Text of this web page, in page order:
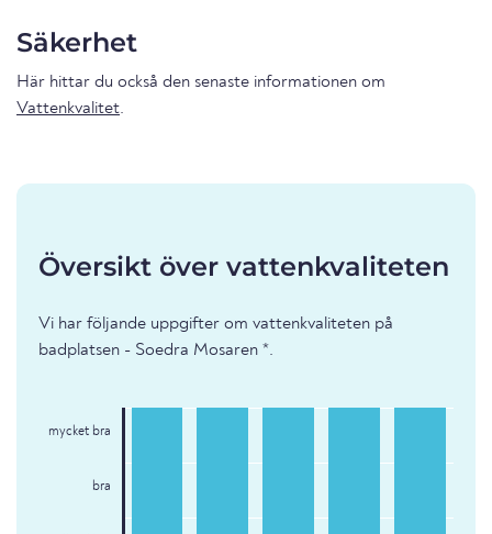
Säkerhet
Här hittar du också den senaste informationen om
Vattenkvalitet.
Översikt över vattenkvaliteten
Vi har följande uppgifter om vattenkvaliteten på
badplatsen - Soedra Mosaren *.
mycket bra
bra